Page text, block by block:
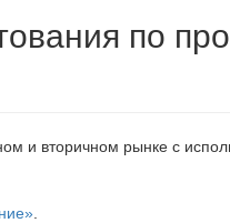
по
и вторичном рынке с